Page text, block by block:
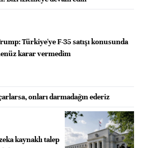
Türkiye'ye F-35 satışı konusunda
karar vermedim
onları darmadağın ederiz
kaynaklı talep